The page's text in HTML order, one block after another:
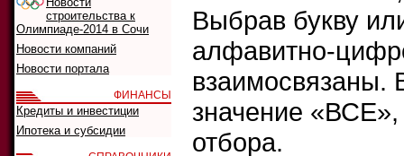
Выбрав букву
алфавитно-
взаимосвязаны.
значение
отбора.
строительства к
Олимпиаде-2014 в Сочи
Новости компаний
Новости портала
ФИНАНСЫ
Кредиты и инвестиции
Ипотека и субсидии